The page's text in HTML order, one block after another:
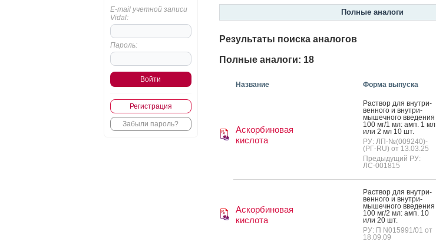
E-mail учетной записи
Vidal:
Пароль:
Регистрация
Забыли пароль?
Полные аналоги
Результаты поиска аналогов
Полные аналоги: 18
Название Форма выпуска
Аскорбиновая
кислота
Рас­твор для внут­ри­
вен­но­го и внут­ри­
мышеч­но­го вве­дения
100 мг/1 мл: амп. 1 мл
или 2 мл 10 шт.
РУ: ЛП-№(009240)-
(РГ-RU) от 13.03.25
Предыдущий РУ:
ЛС-001815
Аскорбиновая
кислота
Рас­твор для внут­ри­
вен­но­го и внут­ри­
мышеч­но­го вве­дения
100 мг/2 мл: амп. 10
или 20 шт.
РУ: П N015991/01 от
18.09.09